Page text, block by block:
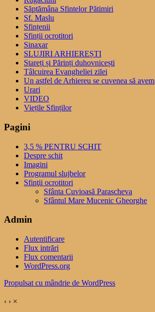
Săptămâna Sfintelor Pătimiri
Sf. Maslu
Sfințenii
Sfinții ocrotitori
Sinaxar
SLUJIRI ARHIEREȘTI
Stareți și Părinți duhovnicești
Tâlcuirea Evangheliei zilei
Un astfel de Arhiereu se cuvenea să avem
Urari
VIDEO
Viețile Sfinților
Pagini
3,5 % PENTRU SCHIT
Despre schit
Imagini
Programul slujbelor
Sfinţii ocrotitori
Sfânta Cuvioasă Parascheva
Sfântul Mare Mucenic Gheorghe
Admin
Autentificare
Flux intrări
Flux comentarii
WordPress.org
Propulsat cu mândrie de WordPress
‹ › ×